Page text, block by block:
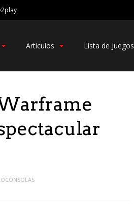
Articulos Lista de Juegos